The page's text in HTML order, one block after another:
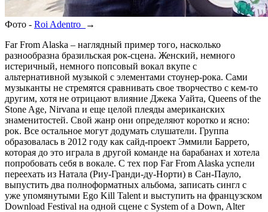
Фото - Roi Adentro
→
Far From Alaska – наглядный пример того, насколько
разнообразна бразильская рок-сцена. Женский, немного
истеричный, немного попсовый вокал вкупе с
альтернативной музыкой с элементами стоунер-рока. Сами
музыканты не стремятся сравнивать свое творчество с кем-то
другим, хотя не отрицают влияние Джека Уайта, Queens of the
Stone Age, Nirvana и еще целой плеяды американских
знаменитостей. Свой жанр они определяют коротко и ясно:
рок. Все остальное могут додумать слушатели. Группа
образовалась в 2012 году как сайд-проект Эммили Баррето,
которая до это играла в другой команде на барабанах и хотела
попробовать себя в вокале. С тех пор Far From Alaska успели
переехать из Натала (Риу-Гранди-ду-Норти) в Сан-Пауло,
выпустить два полноформатных альбома, записать сингл с
уже упомянутыми Ego Kill Talent и выступить на французском
Download Festival на одной сцене с System of a Down, Alter